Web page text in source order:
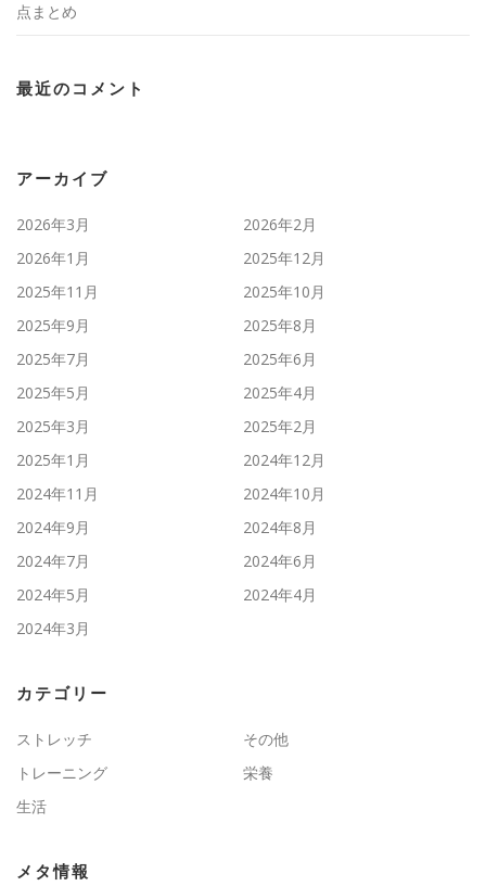
点まとめ
最近のコメント
アーカイブ
2026年3月
2026年2月
2026年1月
2025年12月
2025年11月
2025年10月
2025年9月
2025年8月
2025年7月
2025年6月
2025年5月
2025年4月
2025年3月
2025年2月
2025年1月
2024年12月
2024年11月
2024年10月
2024年9月
2024年8月
2024年7月
2024年6月
2024年5月
2024年4月
2024年3月
カテゴリー
ストレッチ
その他
トレーニング
栄養
生活
メタ情報